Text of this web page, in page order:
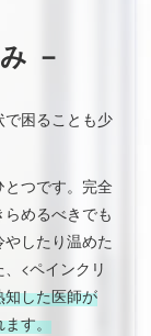
－
困ることも少
つです。完全
めるべきでも
したり温めた
<ペインクリ
した医師が
ます。